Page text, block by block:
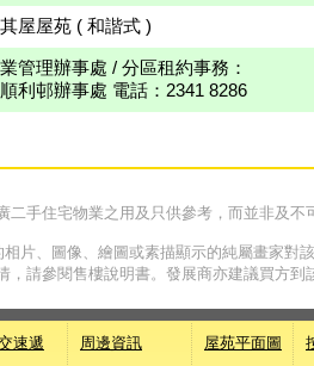
屋屋苑 ( 和諧式 )
管理辦事處 / 分區租約事務：
利邨辦事處 電話：2341 8286
二手住宅物業之用及只供參考，而並非及
片、圖像、繪圖或素描顯示的純屬畫家對
，請參閱售樓說明書。發展商亦建議買方
速遞 周邊資訊 屋苑平面圖